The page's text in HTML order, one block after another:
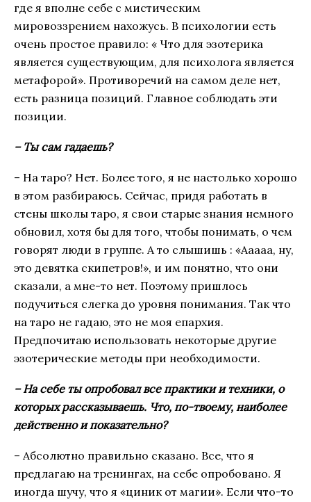
где я вполне себе с мистическим
мировоззрением нахожусь. В психологии есть
очень простое правило: « Что для эзотерика
является существующим, для психолога является
метафорой». Противоречий на самом деле нет,
есть разница позиций. Главное соблюдать эти
позиции.
– Ты сам гадаешь?
– На таро? Нет. Более того, я не настолько хорошо
в этом разбираюсь. Сейчас, придя работать в
стены школы таро, я свои старые знания немного
обновил, хотя бы для того, чтобы понимать, о чем
говорят люди в группе. А то слышишь : «Ааааа, ну,
это девятка скипетров!», и им понятно, что они
сказали, а мне-то нет. Поэтому пришлось
подучиться слегка до уровня понимания. Так что
на таро не гадаю, это не моя епархия.
Предпочитаю использовать некоторые другие
эзотерические методы при необходимости.
– На себе ты опробовал все практики и техники, о
которых рассказываешь. Что, по-твоему, наиболее
действенно и показательно?
– Абсолютно правильно сказано. Все, что я
предлагаю на тренингах, на себе опробовано. Я
иногда шучу, что я «циник от магии». Если что-то